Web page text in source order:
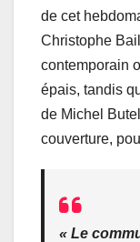
de cet
Christophe
contemporain
épais, tandis
de Michel
couverture,
« Le